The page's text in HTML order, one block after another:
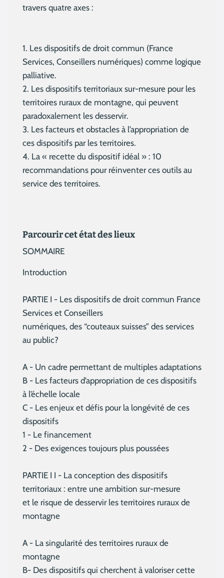
travers quatre axes :
1. Les dispositifs de droit commun (France
Services, Conseillers numériques) comme logique
palliative.
2. Les dispositifs territoriaux sur-mesure pour les
territoires ruraux de montagne, qui peuvent
paradoxalement les desservir.
3. Les facteurs et obstacles à l’appropriation de
ces dispositifs par les territoires.
4. La « recette du dispositif idéal » : 10
recommandations pour réinventer ces outils au
service des territoires.
Parcourir cet état des lieux
SOMMAIRE
Introduction
PARTIE I - Les dispositifs de droit commun France
Services et Conseillers
numériques, des “couteaux suisses” des services
au public?
A - Un cadre permettant de multiples adaptations
B - Les facteurs d’appropriation de ces dispositifs
à l’échelle locale
C - Les enjeux et défis pour la longévité de ces
dispositifs
1 - Le financement
2 - Des exigences toujours plus poussées
PARTIE I I - La conception des dispositifs
territoriaux : entre une ambition sur-mesure
et le risque de desservir les territoires ruraux de
montagne
A - La singularité des territoires ruraux de
montagne
B- Des dispositifs qui cherchent à valoriser cette